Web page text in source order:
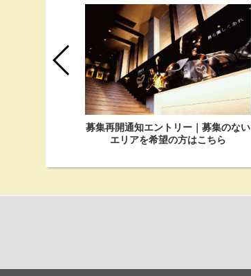
募集再開通知エントリー｜募集のない
エリアを希望の方はこちら